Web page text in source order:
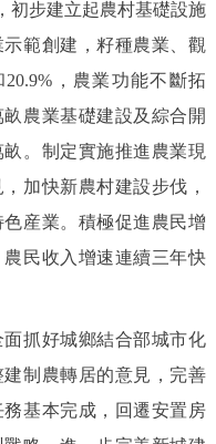
初步建立起農村基礎設施
範創建，籽種農業、觀
，農業功能不斷拓
農業基礎建設及綜合開
。制定實施推進農業現
加快新農村建設步伐，
産業。積極促進農民增
民收入增速連續三年快
抓好城鄉結合部城市化
制農轉居的意見，完善
基本完成，回遷安置房